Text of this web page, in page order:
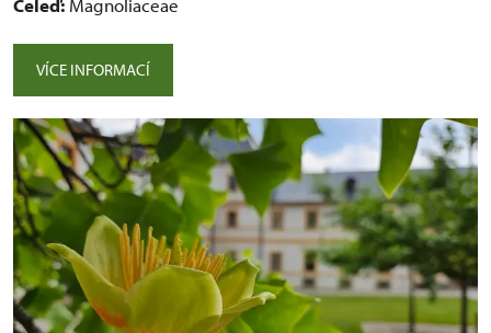
Čeleď: Magnoliaceae
VÍCE INFORMACÍ